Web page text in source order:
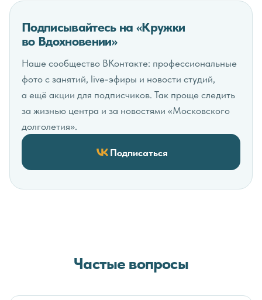
Подписывайтесь на «Кружки
во Вдохновении»
Наше сообщество ВКонтакте: профессиональные
фото с занятий, live-эфиры и новости студий,
а ещё акции для подписчиков. Так проще следить
за жизнью центра и за новостями «Московского
долголетия».
Подписаться
Частые вопросы